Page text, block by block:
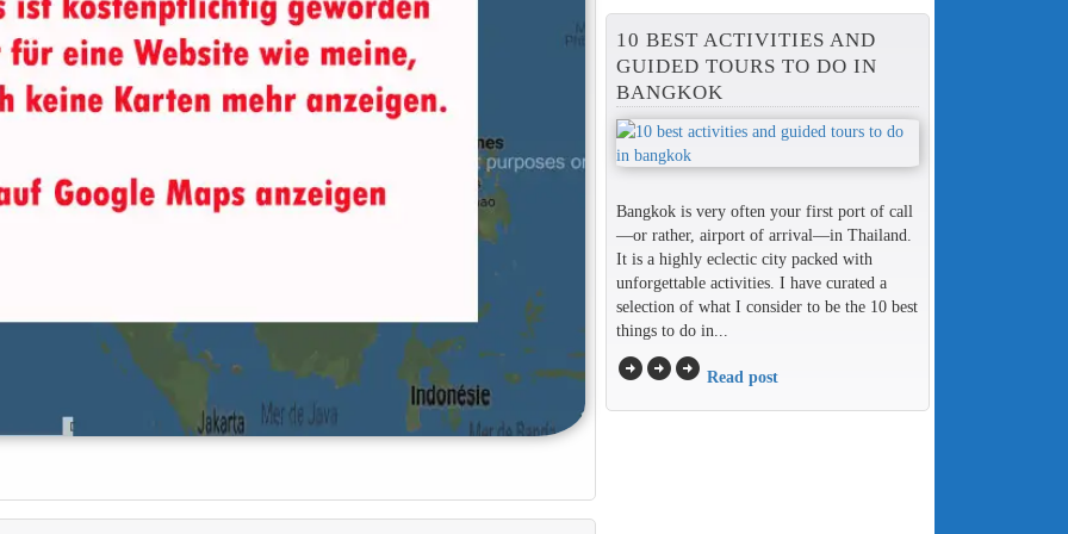
10 BEST ACTIVITIES AND
GUIDED TOURS TO DO IN
BANGKOK
Bangkok is very often your first port of call
—or rather, airport of arrival—in Thailand.
It is a highly eclectic city packed with
unforgettable activities. I have curated a
selection of what I consider to be the 10 best
things to do in...
arrow_circle_rightarrow_circle_rightarrow_circle_right Read post